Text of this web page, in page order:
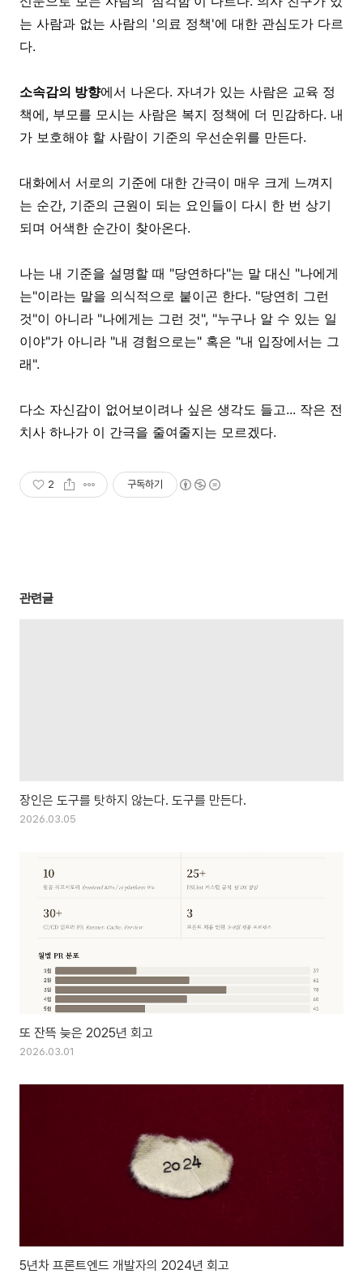
는 사람과 없는 사람의 '의료 정책'에 대한 관심도가 다르
다.
소속감의 방향에서 나온다. 자녀가 있는 사람은 교육 정
책에, 부모를 모시는 사람은 복지 정책에 더 민감하다. 내
가 보호해야 할 사람이 기준의 우선순위를 만든다.
대화에서 서로의 기준에 대한 간극이 매우 크게 느껴지
는 순간, 기준의 근원이 되는 요인들이 다시 한 번 상기
되며 어색한 순간이 찾아온다.
나는 내 기준을 설명할 때 "당연하다"는 말 대신 "나에게
는"이라는 말을 의식적으로 붙이곤 한다. "당연히 그런
것"이 아니라 "나에게는 그런 것", "누구나 알 수 있는 일
이야"가 아니라 "내 경험으로는" 혹은 "내 입장에서는 그
래".
다소 자신감이 없어보이려나 싶은 생각도 들고... 작은 전
치사 하나가 이 간극을 줄여줄지는 모르겠다.
2 구독하기
관련글
장인은 도구를 탓하지 않는다. 도구를 만든다.
2026.03.05
또 잔뜩 늦은 2025년 회고
2026.03.01
5년차 프론트엔드 개발자의 2024년 회고